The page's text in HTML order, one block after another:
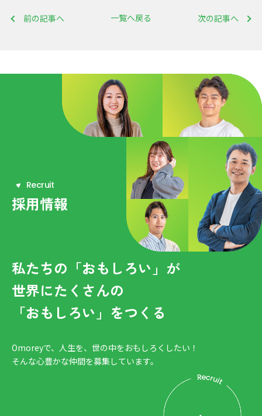
前の記事へ 次の記事へ
一覧へ戻る
Recruit
採用情報
私たちの「おもしろい」が
世界にたくさんの
「おもしろい」をつくる
Omoreyで、人生を、世の中をおもしろくしたい！
そんな心豊かな仲間を募集しています。